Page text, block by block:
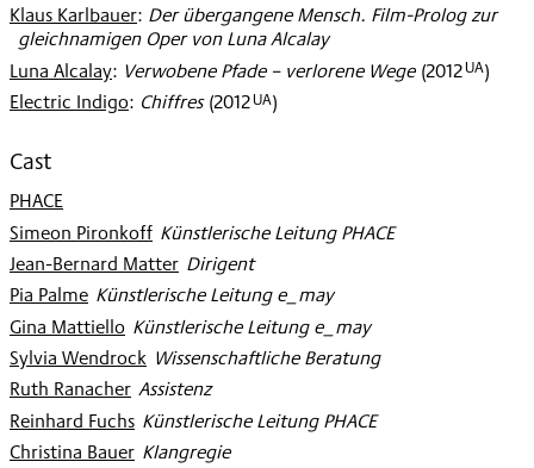
Klaus Karlbauer: Der übergangene Mensch. Film-Prolog zur
gleichnamigen Oper von Luna Alcalay
Luna Alcalay: Verwobene Pfade – verlorene Wege (2012UA)
Electric Indigo: Chiffres (2012UA)
Cast
PHACE
Simeon Pironkoff
: Künstlerische Leitung PHACE
Jean-Bernard Matter
: Dirigent
Pia Palme
: Künstlerische Leitung e_may
Gina Mattiello: Künstlerische Leitung e_may
Sylvia Wendrock
: Wissenschaftliche Beratung
Ruth Ranacher
: Assistenz
Reinhard Fuchs
: Künstlerische Leitung PHACE
Christina Bauer
: Klangregie